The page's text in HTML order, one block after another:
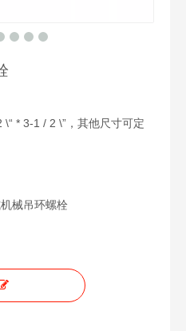
* 3-1 / 2 \”，其他尺寸可定
械吊环螺栓